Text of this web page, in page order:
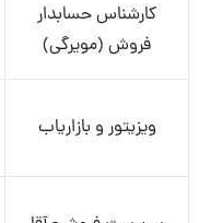
کارشناس حسابدار
فروش (مویرگی)
ویزیتور و بازاریاب